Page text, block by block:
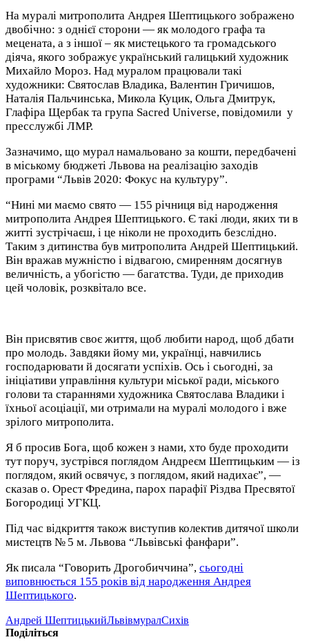
На муралі митрополита Андрея Шептицького зображено
двобічно: з однієї сторони — як молодого графа та
мецената, а з іншої – як мистецького та громадського
діяча, якого зображує український галицький художник
Михайло Мороз. Над муралом працювали такі
художники: Святослав Владика, Валентин Гричишов,
Наталія Пальчинська, Микола Куцик, Ольга Дмитрук,
Глафіра Щербак та група Sacred Universe, повідомили у
пресслужбі ЛМР.
Зазначимо, що мурал намальовано за кошти, передбачені
в міському бюджеті Львова на реалізацію заходів
програми “Львів 2020: Фокус на культуру”.
“Нині ми маємо свято — 155 річниця від народження
митрополита Андрея Шептицького. Є такі люди, яких ти в
житті зустрічаєш, і це ніколи не проходить безслідно.
Таким з дитинства був митрополита Андрей Шептицький.
Він вражав мужністю і відвагою, смиренням досягнув
величність, а убогістю — багатства. Туди, де приходив
цей чоловік, розквітало все.
Він присвятив своє життя, щоб любити народ, щоб дбати
про молодь. Завдяки йому ми, українці, навчились
господарювати й досягати успіхів. Ось і сьогодні, за
ініціативи управління культури міської ради, міського
голови та стараннями художника Святослава Владики і
їхньої асоціації, ми отримали на муралі молодого і вже
зрілого митрополита.
Я б просив Бога, щоб кожен з нами, хто буде проходити
тут поруч, зустрівся поглядом Андреєм Шептицьким — із
поглядом, який освячує, з поглядом, який надихає”, —
сказав о. Орест Фредина, парох парафії Різдва Пресвятої
Богородиці УГКЦ.
Під час відкриття також виступив колектив дитячої школи
мистецтв № 5 м. Львова “Львівські фанфари”.
Як писала “Говорить Дрогобиччина”, сьогодні
виповнюється 155 років від народження Андрея
Шептицького.
Андрей ШептицькийЛьвівмуралСихів
Поділіться